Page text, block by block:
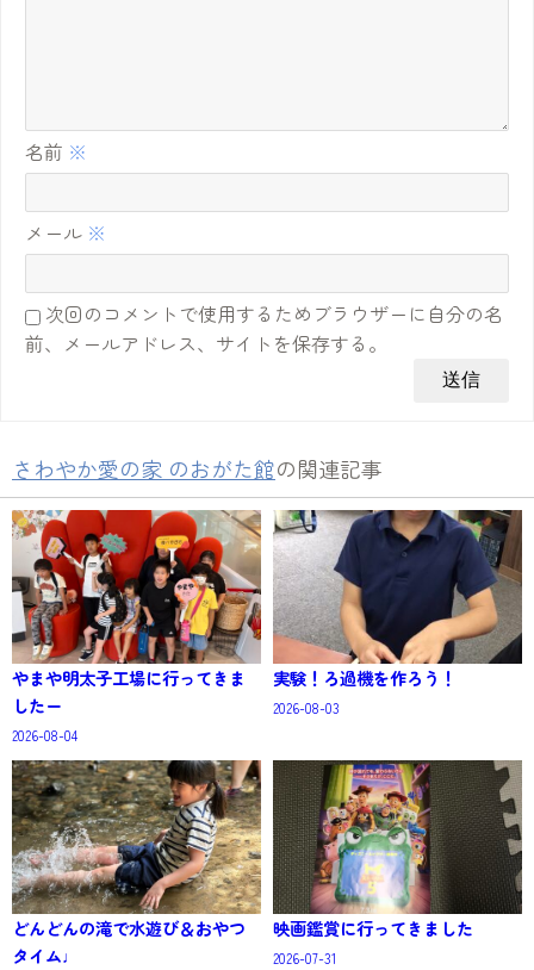
名前 ※
メール ※
次回のコメントで使用するためブラウザーに自分の名
前、メールアドレス、サイトを保存する。
さわやか愛の家 のおがた館の関連記事
やまや明太子工場に行ってきま
したー
2026-08-04
実験！ろ過機を作ろう！
2026-08-03
どんどんの滝で水遊び＆おやつ
タイム♩
映画鑑賞に行ってきました
2026-07-31